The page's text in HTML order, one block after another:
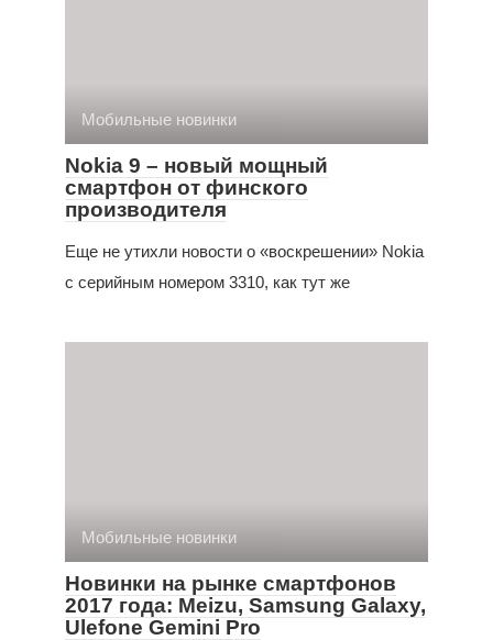
Мобильные новинки
Nokia 9 – новый мощный
смартфон от финского
производителя
Еще не утихли новости о «воскрешении» Nokia
с серийным номером 3310, как тут же
Мобильные новинки
Новинки на рынке смартфонов
2017 года: Meizu, Samsung Galaxy,
Ulefone Gemini Pro